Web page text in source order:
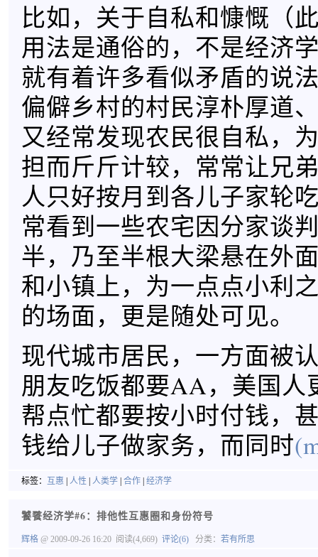
比如，关于自私和慷慨（
用法是通俗的，不是经济
就有着许多看似矛盾的说
偏僻乡村的村民淳朴厚道
又经常发现农民很自私，
担而斤斤计较，常常让兄
人只好按月到各儿子家轮
常看到一些农宅因分家谈
半，乃至半根大梁悬在外
和小镇上，为一点点小利
的场面，更是随处可见。
现代城市居民，一方面被
朋友吃饭都要AA，美国人
帮点忙都要按小时付钱，
钱给儿子做家务，而同时
标签： 互惠 人性 人类学 合作 经济学
饕餮经济学#6：排他性互惠圈和身份符号
辉格 @ 2009-09-26 16:20 阅读(4,669) 评论(6) 分类： 若有所思